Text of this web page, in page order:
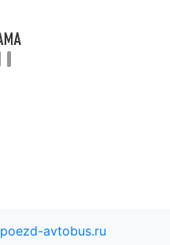
poezd-avtobus.ru